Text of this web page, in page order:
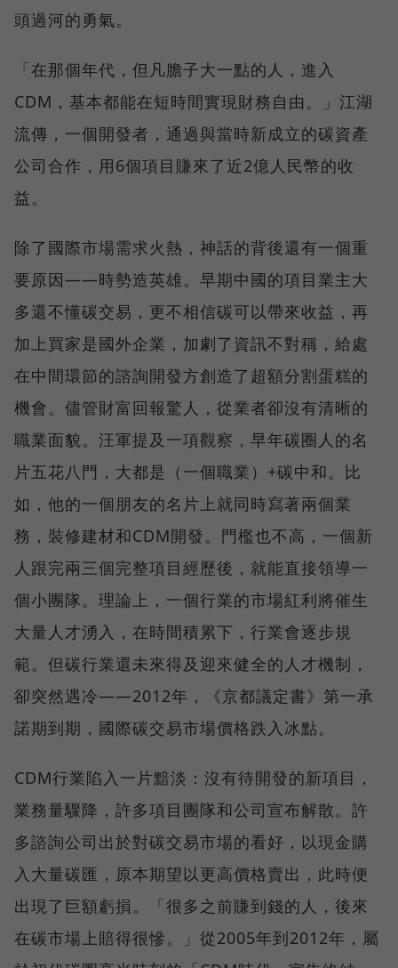
頭過河的勇氣。
「在那個年代，但凡膽子大一點的人，進入
CDM，基本都能在短時間實現財務自由。」江湖
流傳，一個開發者，通過與當時新成立的碳資產
公司合作，用6個項目賺來了近2億人民幣的收
益。
除了國際市場需求火熱，神話的背後還有一個重
要原因——時勢造英雄。早期中國的項目業主大
多還不懂碳交易，更不相信碳可以帶來收益，再
加上買家是國外企業，加劇了資訊不對稱，給處
在中間環節的諮詢開發方創造了超額分割蛋糕的
機會。儘管財富回報驚人，從業者卻沒有清晰的
職業面貌。汪軍提及一項觀察，早年碳圈人的名
片五花八門，大都是（一個職業）+碳中和。比
如，他的一個朋友的名片上就同時寫著兩個業
務，裝修建材和CDM開發。門檻也不高，一個新
人跟完兩三個完整項目經歷後，就能直接領導一
個小團隊。理論上，一個行業的市場紅利將催生
大量人才湧入，在時間積累下，行業會逐步規
範。但碳行業還未來得及迎來健全的人才機制，
卻突然遇冷——2012年，《京都議定書》第一承
諾期到期，國際碳交易市場價格跌入冰點。
CDM行業陷入一片黯淡：沒有待開發的新項目，
業務量驟降，許多項目團隊和公司宣布解散。許
多諮詢公司出於對碳交易市場的看好，以現金購
入大量碳匯，原本期望以更高價格賣出，此時便
出現了巨額虧損。「很多之前賺到錢的人，後來
在碳市場上賠得很慘。」從2005年到2012年，屬